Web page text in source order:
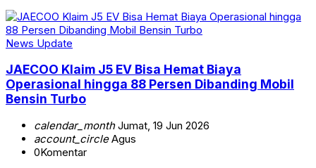
News Update
JAECOO Klaim J5 EV Bisa Hemat Biaya
Operasional hingga 88 Persen Dibanding Mobil
Bensin Turbo
calendar_monthJumat, 19 Jun 2026
account_circleAgus
0Komentar